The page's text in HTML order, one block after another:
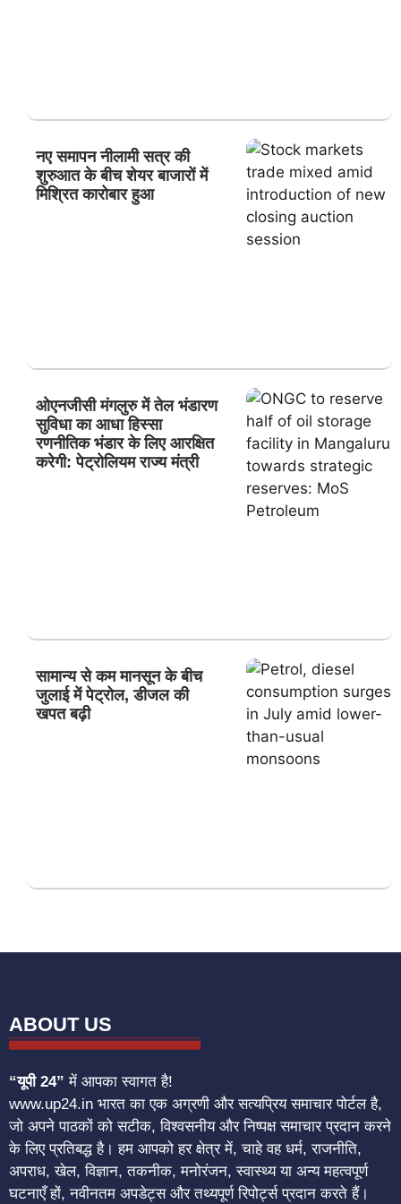
नए समापन नीलामी सत्र की
शुरुआत के बीच शेयर बाजारों में
मिश्रित कारोबार हुआ
ओएनजीसी मंगलुरु में तेल भंडारण
सुविधा का आधा हिस्सा
रणनीतिक भंडार के लिए आरक्षित
करेगी: पेट्रोलियम राज्य मंत्री
सामान्य से कम मानसून के बीच
जुलाई में पेट्रोल, डीजल की
खपत बढ़ी
ABOUT US
“यूपी 24” में आपका स्वागत है!
www.up24.in भारत का एक अग्रणी और सत्यप्रिय समाचार पोर्टल है,
जो अपने पाठकों को सटीक, विश्वसनीय और निष्पक्ष समाचार प्रदान करने
के लिए प्रतिबद्ध है। हम आपको हर क्षेत्र में, चाहे वह धर्म, राजनीति,
अपराध, खेल, विज्ञान, तकनीक, मनोरंजन, स्वास्थ्य या अन्य महत्वपूर्ण
घटनाएँ हों, नवीनतम अपडेट्स और तथ्यपूर्ण रिपोर्ट्स प्रदान करते हैं।